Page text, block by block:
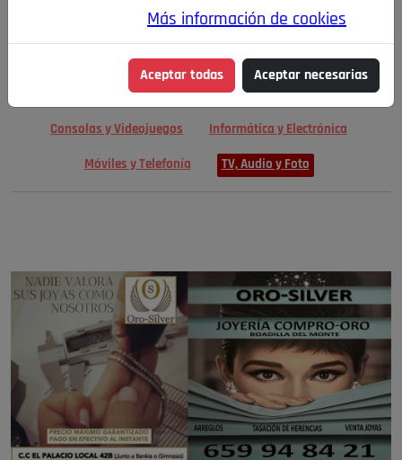
Motor y Accesorios Motos Ocio
Cine, Libros y Música Coleccionismo Otros Otros
Empleo Servicios Tecnología
Consolas y Videojuegos Informática y Electrónica
Móviles y Telefonía TV, Audio y Foto
Más información de cookies
Aceptar todas Aceptar necesarias